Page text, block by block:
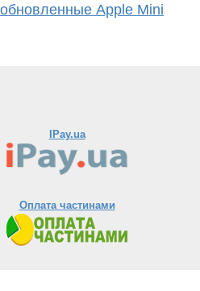
Apple Mini
IPay.ua
Оплата частинами